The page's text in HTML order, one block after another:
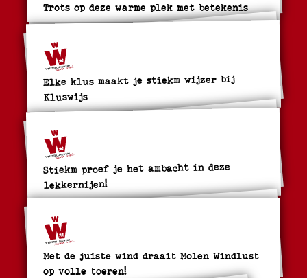
Trots op deze warme plek met betekenis
Elke klus maakt je stiekm wijzer bij
Kluswijs
Stiekm proef je het ambacht in deze
lekkernijen!
Met de juiste wind draait Molen Windlust
op volle toeren!